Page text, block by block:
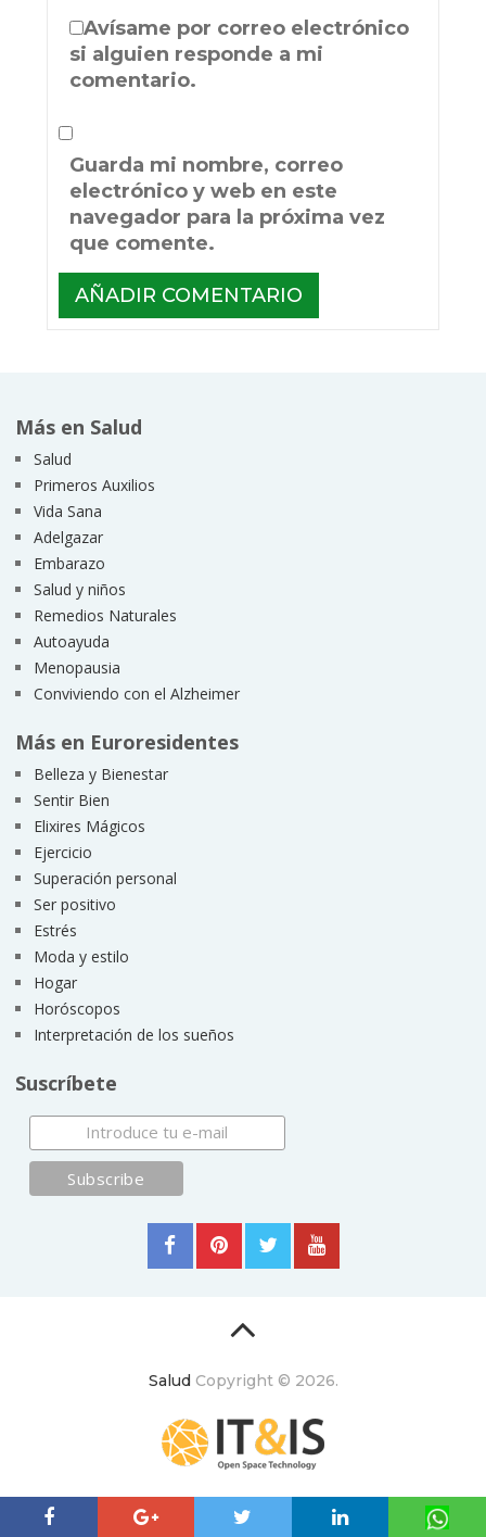
Avísame por correo electrónico
si alguien responde a mi
comentario.
Guarda mi nombre, correo
electrónico y web en este
navegador para la próxima vez
que comente.
Más en Salud
Salud
Primeros Auxilios
Vida Sana
Adelgazar
Embarazo
Salud y niños
Remedios Naturales
Autoayuda
Menopausia
Conviviendo con el Alzheimer
Más en Euroresidentes
Belleza y Bienestar
Sentir Bien
Elixires Mágicos
Ejercicio
Superación personal
Ser positivo
Estrés
Moda y estilo
Hogar
Horóscopos
Interpretación de los sueños
Suscríbete
SaludCopyright © 2026.
ItyIs Siglo XXI| Euroresidentes
Principios generales
(usuarios y equipo)
| | España